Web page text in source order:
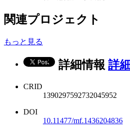
関連プロジェクト
もっと見る
詳細情報 詳
CRID
1390297592732045952
DOI
10.11477/mf.1436204836